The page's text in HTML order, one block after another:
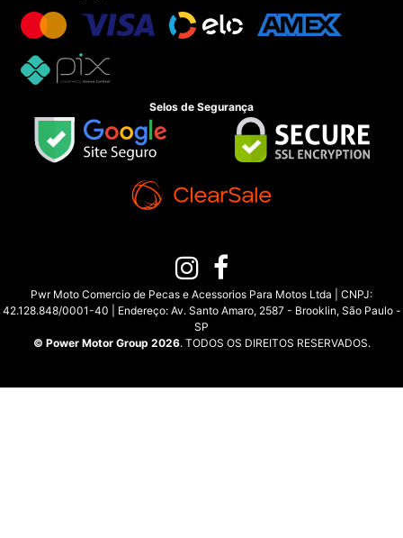
Selos de Segurança
Pwr Moto Comercio de Pecas e Acessorios Para Motos Ltda | CNPJ:
42.128.848/0001-40 | Endereço: Av. Santo Amaro, 2587 - Brooklin, São Paulo -
SP
© Power Motor Group 2026. TODOS OS DIREITOS RESERVADOS.